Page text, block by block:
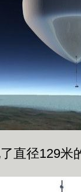
直径129米